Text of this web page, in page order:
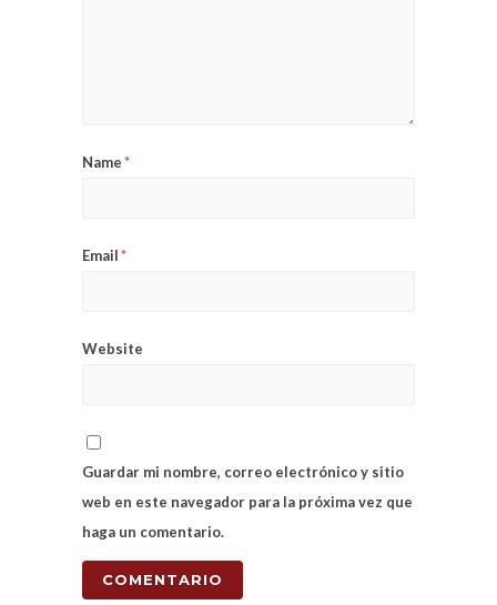
Name*
Email*
Website
Guardar mi nombre, correo electrónico y sitio
web en este navegador para la próxima vez que
haga un comentario.